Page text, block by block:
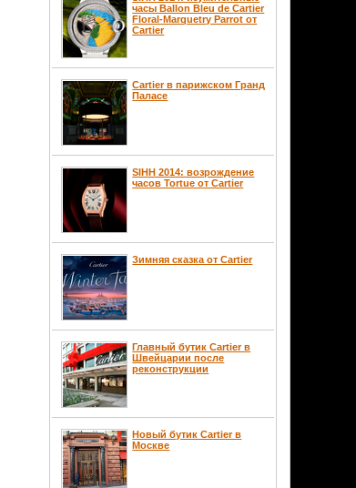
часы Ballon Bleu de Cartier
Floral-Marquetry Parrot от
Cartier
Cartier в парижском Гранд
Паласе
SIHH 2014: возрождение
часов Tortue от Cartier
Зимняя сказка от Cartier
Главный бутик Cartier в
Швейцарии после
реконструкции
Новый бутик Cartier в
Москве